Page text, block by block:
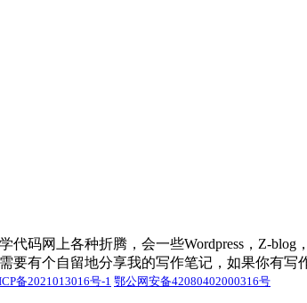
代码网上各种折腾，会一些Wordpress，Z-
要有个自留地分享我的写作笔记，如果你有写
备2021013016号-1 鄂公网安备42080402000316号